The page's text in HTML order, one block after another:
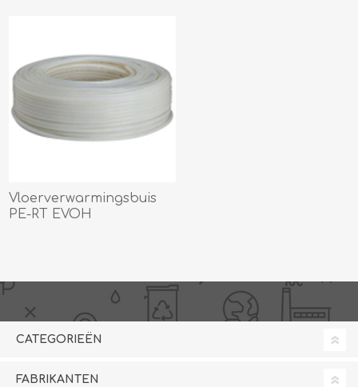
Vloerverwarmingsbuis
PE-RT EVOH
CATEGORIEËN
FABRIKANTEN